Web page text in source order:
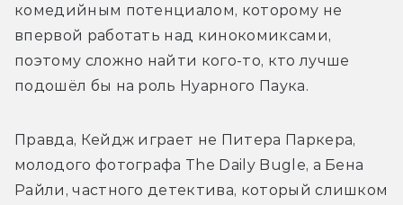
комедийным потенциалом, которому не
впервой работать над кинокомиксами,
поэтому сложно найти кого-то, кто лучше
подошёл бы на роль Нуарного Паука.
Правда, Кейдж играет не Питера Паркера,
молодого фотографа The Daily Bugle, а Бена
Райли, частного детектива, который слишком